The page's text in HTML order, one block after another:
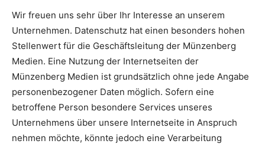
Wir freuen uns sehr über Ihr Interesse an unserem
Unternehmen. Datenschutz hat einen besonders hohen
Stellenwert für die Geschäftsleitung der Münzenberg
Medien. Eine Nutzung der Internetseiten der
Münzenberg Medien ist grundsätzlich ohne jede Angabe
personenbezogener Daten möglich. Sofern eine
betroffene Person besondere Services unseres
Unternehmens über unsere Internetseite in Anspruch
nehmen möchte, könnte jedoch eine Verarbeitung